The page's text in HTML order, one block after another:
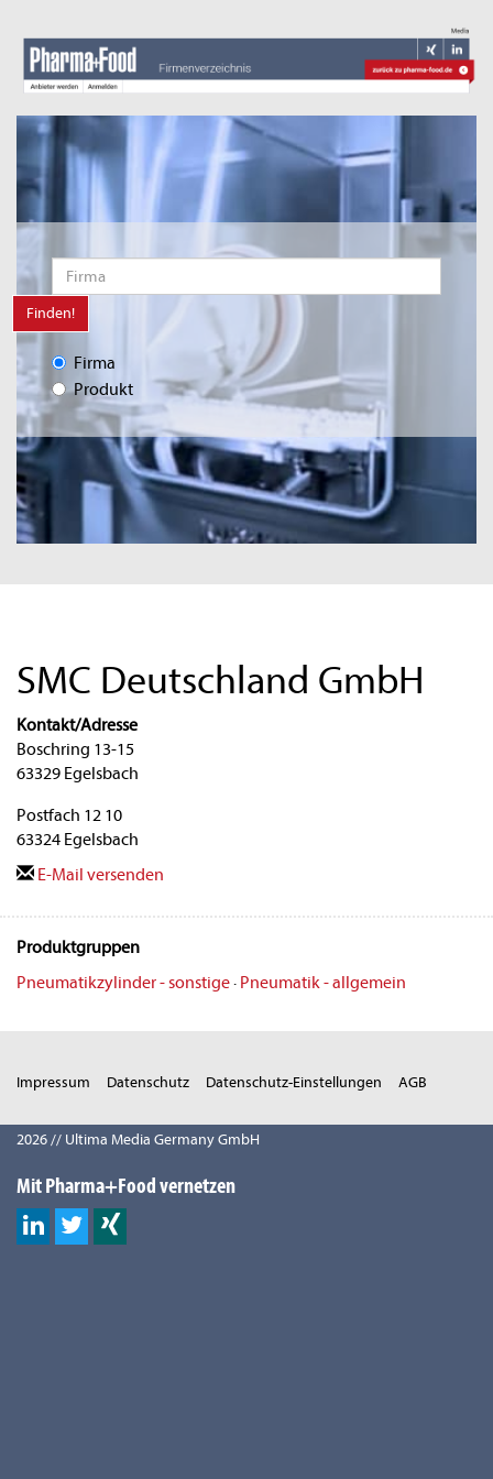
Finden!
Firma
Produkt
SMC Deutschland GmbH
Kontakt/Adresse
Boschring 13-15
63329 Egelsbach
Postfach 12 10
63324 Egelsbach
E-Mail versenden
Produktgruppen
Pneumatikzylinder - sonstige· Pneumatik - allgemein
Impressum Datenschutz Datenschutz-Einstellungen AGB
2026 // Ultima Media Germany GmbH
Mit Pharma+Food vernetzen